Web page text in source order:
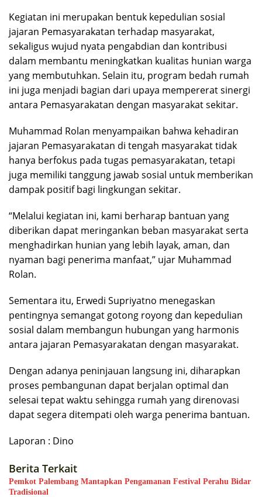
Kegiatan ini merupakan bentuk kepedulian sosial
jajaran Pemasyarakatan terhadap masyarakat,
sekaligus wujud nyata pengabdian dan kontribusi
dalam membantu meningkatkan kualitas hunian warga
yang membutuhkan. Selain itu, program bedah rumah
ini juga menjadi bagian dari upaya mempererat sinergi
antara Pemasyarakatan dengan masyarakat sekitar.
Muhammad Rolan menyampaikan bahwa kehadiran
jajaran Pemasyarakatan di tengah masyarakat tidak
hanya berfokus pada tugas pemasyarakatan, tetapi
juga memiliki tanggung jawab sosial untuk memberikan
dampak positif bagi lingkungan sekitar.
“Melalui kegiatan ini, kami berharap bantuan yang
diberikan dapat meringankan beban masyarakat serta
menghadirkan hunian yang lebih layak, aman, dan
nyaman bagi penerima manfaat,” ujar Muhammad
Rolan.
Sementara itu, Erwedi Supriyatno menegaskan
pentingnya semangat gotong royong dan kepedulian
sosial dalam membangun hubungan yang harmonis
antara jajaran Pemasyarakatan dengan masyarakat.
Dengan adanya peninjauan langsung ini, diharapkan
proses pembangunan dapat berjalan optimal dan
selesai tepat waktu sehingga rumah yang direnovasi
dapat segera ditempati oleh warga penerima bantuan.
Laporan : Dino
Berita Terkait
Pemkot Palembang Mantapkan Pengamanan Festival Perahu Bidar
Tradisional